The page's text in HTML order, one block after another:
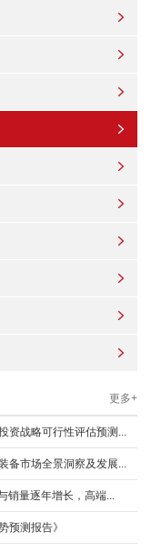
更多+
资战略可行性评估预测...
备市场全景洞察及发展...
销量逐年增长，高端...
预测报告》